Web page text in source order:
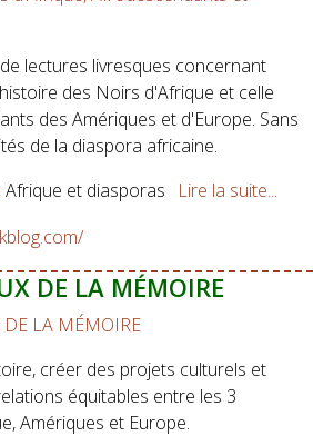
lectures livresques concernant
des Noirs d'Afrique et celle
des Amériques et d'Europe. Sans
de la diaspora africaine.
Afrique et diasporas
Lire la suite...
DE LA MÉMOIRE
créer des projets culturels et
équitables entre les 3
Amériques et Europe.